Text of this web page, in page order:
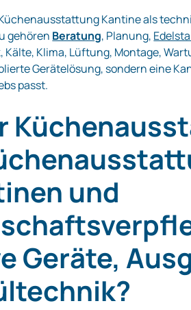
Kantine als
gehören Beratung, Planung,
Klima, Lüftung, Montage,
Gerätelösung, sondern eine
passt.
und
Geräte,